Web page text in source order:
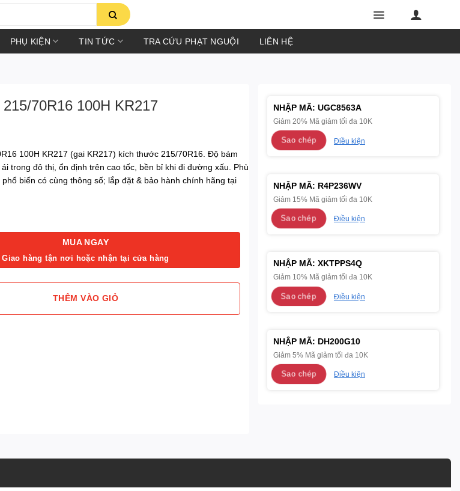
PHỤ KIỆN TIN TỨC TRA CỨU PHẠT NGUỘI LIÊN HỆ
70R16 100H KR217
100H KR217 (gai KR217) kích thước 215/70R16. Độ bám
trong đô thị, ổn định trên cao tốc, bền bỉ khi đi đường xấu. Phù
biến có cùng thông số; lắp đặt & bảo hành chính hãng tại
MUA NGAY
Giao hàng tận nơi hoặc nhận tại cửa hàng
THÊM VÀO GIỎ
NHẬP MÃ: UGC8563A
Giảm 20% Mã giảm tối đa 10K
Sao chép Điều kiện
NHẬP MÃ: R4P236WV
Giảm 15% Mã giảm tối đa 10K
Sao chép Điều kiện
NHẬP MÃ: XKTPPS4Q
Giảm 10% Mã giảm tối đa 10K
Sao chép Điều kiện
NHẬP MÃ: DH200G10
Giảm 5% Mã giảm tối đa 10K
Sao chép Điều kiện